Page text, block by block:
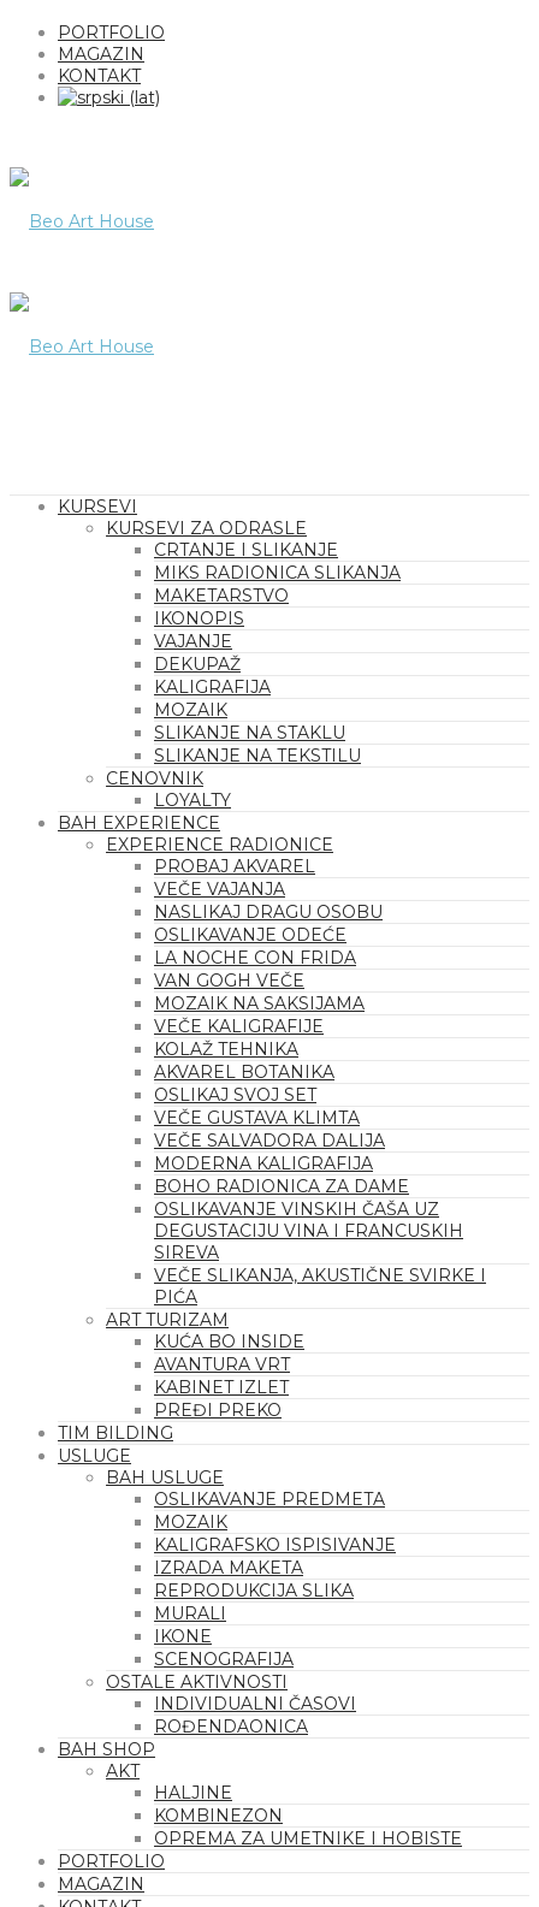
PORTFOLIO
MAGAZIN
KONTAKT
KURSEVI
KURSEVI ZA ODRASLE
CRTANJE I SLIKANJE
MIKS RADIONICA SLIKANJA
MAKETARSTVO
IKONOPIS
VAJANJE
DEKUPAŽ
KALIGRAFIJA
MOZAIK
SLIKANJE NA STAKLU
SLIKANJE NA TEKSTILU
CENOVNIK
LOYALTY
BAH EXPERIENCE
EXPERIENCE RADIONICE
PROBAJ AKVAREL
VEČE VAJANJA
NASLIKAJ DRAGU OSOBU
OSLIKAVANJE ODEĆE
LA NOCHE CON FRIDA
VAN GOGH VEČE
MOZAIK NA SAKSIJAMA
VEČE KALIGRAFIJE
KOLAŽ TEHNIKA
AKVAREL BOTANIKA
OSLIKAJ SVOJ SET
VEČE GUSTAVA KLIMTA
VEČE SALVADORA DALIJA
MODERNA KALIGRAFIJA
BOHO RADIONICA ZA DAME
OSLIKAVANJE VINSKIH ČAŠA UZ
DEGUSTACIJU VINA I FRANCUSKIH
SIREVA
VEČE SLIKANJA, AKUSTIČNE SVIRKE I
PIĆA
ART TURIZAM
KUĆA BO INSIDE
AVANTURA VRT
KABINET IZLET
PREĐI PREKO
TIM BILDING
USLUGE
BAH USLUGE
OSLIKAVANJE PREDMETA
MOZAIK
KALIGRAFSKO ISPISIVANJE
IZRADA MAKETA
REPRODUKCIJA SLIKA
MURALI
IKONE
SCENOGRAFIJA
OSTALE AKTIVNOSTI
INDIVIDUALNI ČASOVI
ROĐENDAONICA
BAH SHOP
AKT
HALJINE
KOMBINEZON
OPREMA ZA UMETNIKE I HOBISTE
PORTFOLIO
MAGAZIN